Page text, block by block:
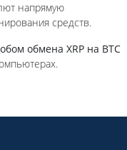
напрямую
средств.
обмена XRP на BTC